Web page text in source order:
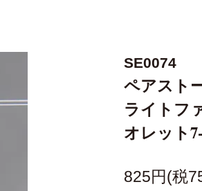
SE0074
ペアスト
ライトフ
オレット
825円(税